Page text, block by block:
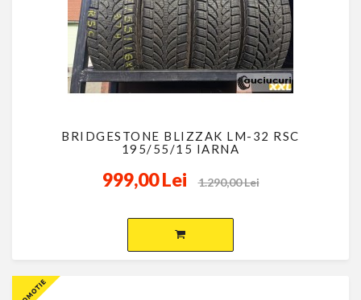
BRIDGESTONE BLIZZAK LM-32 RSC
195/55/15 IARNA
999,00 Lei 1.290,00 Lei